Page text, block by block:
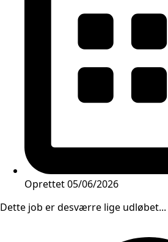
Oprettet05/06/2026
Dette job er desværre lige udløbet...